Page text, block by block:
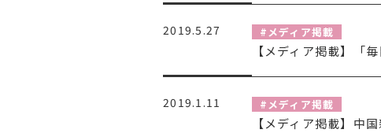
2019.5.27 #メディア掲載
【メディア掲載】「
2019.1.11 #メディア掲載
【メディア掲載】中